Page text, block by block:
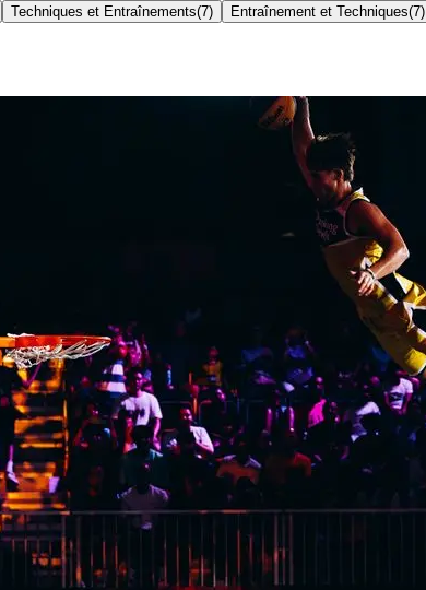
Techniques et Entraînements(7) Entraînement et Techniques(7)